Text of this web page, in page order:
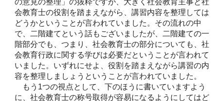
会教育士の役割を踏まえながら、講習内容を整理しては
どうかということが言われていました。その流れの中
で、二階建てという話もございましたが、二階建ての一
階部分でも、つまり、社会教育士の部分についても、社
会教育行政に関する学びは必要だということが言われて
いました。いずれにせよ、役割を踏まえながら講習の内
容を整理しましょうということが言われていました。
もう1つの視点として、下のほうに書いていますよう
に、社会教育士の称号取得が容易になるようにしてはど